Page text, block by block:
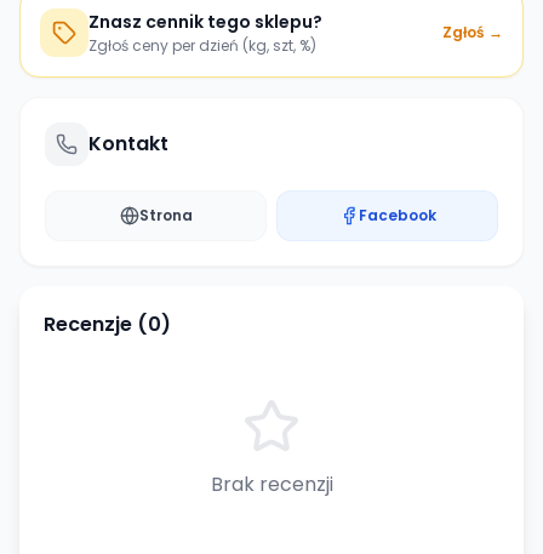
Znasz cennik tego sklepu?
Zgłoś ceny per dzień (kg, szt, %)
Zgłoś →
Kontakt
Strona Facebook
Recenzje (0)
Brak recenzji